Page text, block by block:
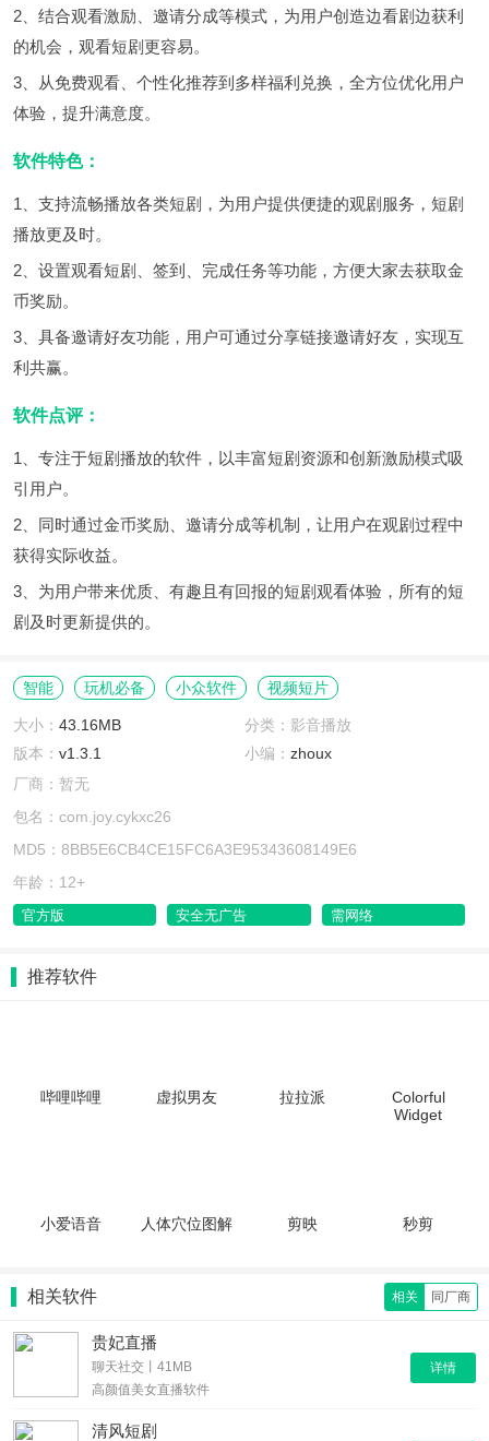
2、结合观看激励、邀请分成等模式，为用户创造边看剧边获利
的机会，观看短剧更容易。
3、从免费观看、个性化推荐到多样福利兑换，全方位优化用户
体验，提升满意度。
软件特色：
1、支持流畅播放各类短剧，为用户提供便捷的观剧服务，短剧
播放更及时。
2、设置观看短剧、签到、完成任务等功能，方便大家去获取金
币奖励。
3、具备邀请好友功能，用户可通过分享链接邀请好友，实现互
利共赢。
软件点评：
1、专注于短剧播放的软件，以丰富短剧资源和创新激励模式吸
引用户。
2、同时通过金币奖励、邀请分成等机制，让用户在观剧过程中
获得实际收益。
3、为用户带来优质、有趣且有回报的短剧观看体验，所有的短
剧及时更新提供的。
智能 玩机必备 小众软件 视频短片
大小： 43.16MB
分类：影音播放
版本： v1.3.1 小编： zhoux
厂商：暂无
包名：com.joy.cykxc26
MD5：8BB5E6CB4CE15FC6A3E95343608149E6
年龄：12+
官方版 安全无广告 需网络
推荐软件
哔哩哔哩 虚拟男友 拉拉派
Colorful
Widget
小爱语音 人体穴位图解 剪映 秒剪
相关软件 相关 同厂商
详情
贵妃直播
聊天社交丨41MB
高颜值美女直播软件
清风短剧